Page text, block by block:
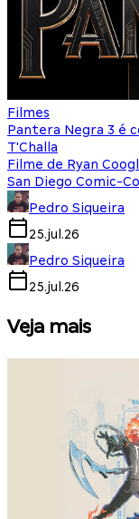
Filmes
Pantera Negra 3 é
T'Challa
Filme de Ryan
San Diego Comic-
Pedro Siqueira
25.jul.26
Pedro Siqueira
25.jul.26
Veja mais